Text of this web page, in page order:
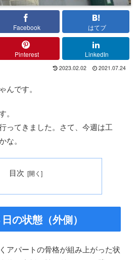
Facebook はてブ
Pinterest LinkedIn
2023.02.02 2021.07.24
んです。
。
ってきました。さて、今週は工
な。
目次
の状態（外側）
アパートの骨格が組み上がった状